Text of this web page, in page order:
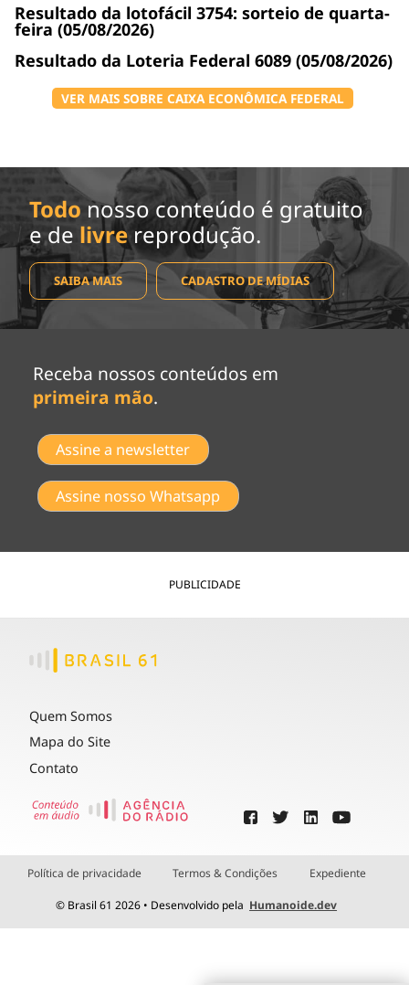
Resultado da lotofácil 3754: sorteio de quarta-
feira (05/08/2026)
Resultado da Loteria Federal 6089 (05/08/2026)
VER MAIS SOBRE CAIXA ECONÔMICA FEDERAL
Todo nosso conteúdo é gratuito
e de livrereprodução.
SAIBA MAIS CADASTRO DE MÍDIAS
Receba nossos conteúdos em
primeira mão.
Assine a newsletter
Assine nosso Whatsapp
PUBLICIDADE
Quem Somos
Mapa do Site
Contato
Política de privacidade Termos & Condições Expediente
© Brasil 61 2026 • Desenvolvido pela Humanoide.dev